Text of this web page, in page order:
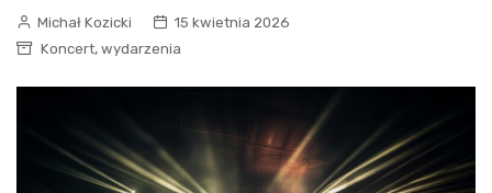
Michał Kozicki
15 kwietnia 2026
Koncert, wydarzenia